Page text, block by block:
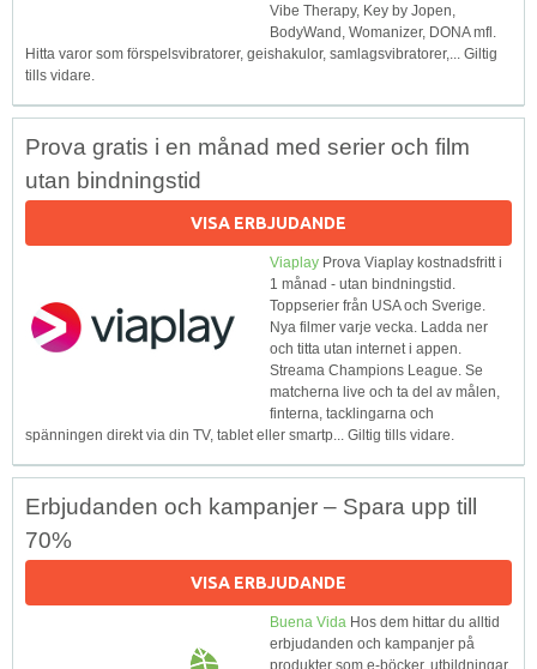
Vibe Therapy, Key by Jopen,
BodyWand, Womanizer, DONA mfl.
Hitta varor som förspelsvibratorer, geishakulor, samlagsvibratorer,... Giltig
tills vidare.
Prova gratis i en månad med serier och film
utan bindningstid
VISA ERBJUDANDE
Viaplay Prova Viaplay kostnadsfritt i
1 månad - utan bindningstid.
Toppserier från USA och Sverige.
Nya filmer varje vecka. Ladda ner
och titta utan internet i appen.
Streama Champions League. Se
matcherna live och ta del av målen,
finterna, tacklingarna och
spänningen direkt via din TV, tablet eller smartp... Giltig tills vidare.
Erbjudanden och kampanjer – Spara upp till
70%
VISA ERBJUDANDE
Buena Vida Hos dem hittar du alltid
erbjudanden och kampanjer på
produkter som e-böcker, utbildningar,